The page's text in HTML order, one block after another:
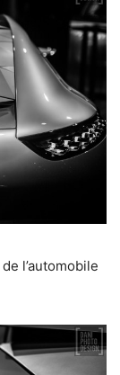
de l’automobile